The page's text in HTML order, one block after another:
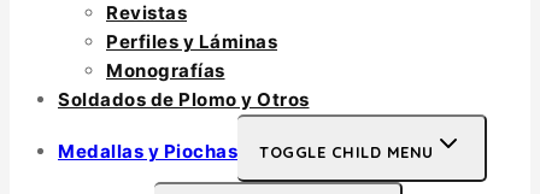
Revistas
Perfiles y Láminas
Monografías
Soldados de Plomo y Otros
Medallas y Piochas TOGGLE CHILD MENU